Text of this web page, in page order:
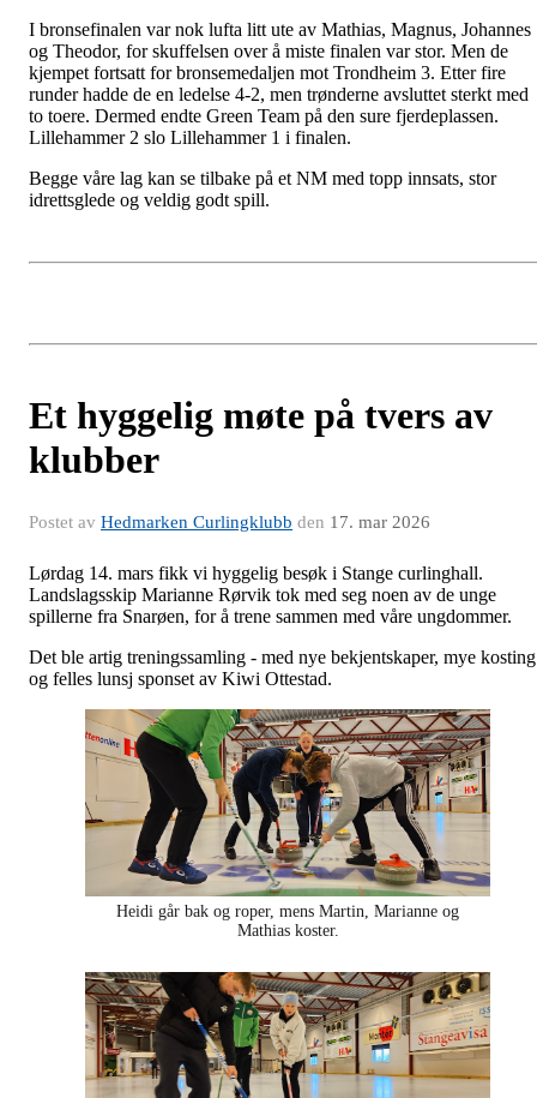
I bronsefinalen var nok lufta litt ute av Mathias, Magnus, Johannes
og Theodor, for skuffelsen over å miste finalen var stor. Men de
kjempet fortsatt for bronsemedaljen mot Trondheim 3. Etter fire
runder hadde de en ledelse 4-2, men trønderne avsluttet sterkt med
to toere. Dermed endte Green Team på den sure fjerdeplassen.
Lillehammer 2 slo Lillehammer 1 i finalen.
Begge våre lag kan se tilbake på et NM med topp innsats, stor
idrettsglede og veldig godt spill.
Et hyggelig møte på tvers av
klubber
Postet av Hedmarken Curlingklubb den 17. mar 2026
Lørdag 14. mars fikk vi hyggelig besøk i Stange curlinghall.
Landslagsskip Marianne Rørvik tok med seg noen av de unge
spillerne fra Snarøen, for å trene sammen med våre ungdommer.
Det ble artig treningssamling - med nye bekjentskaper, mye kosting
og felles lunsj sponset av Kiwi Ottestad.
Heidi går bak og roper, mens Martin, Marianne og
Mathias koster.